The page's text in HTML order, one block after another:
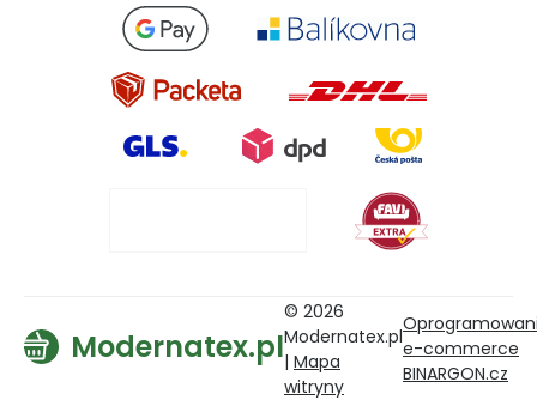
Modernatex.pl
© 2026
Modernatex.pl
| Mapa
witryny
e-commerce
BINARGON.cz